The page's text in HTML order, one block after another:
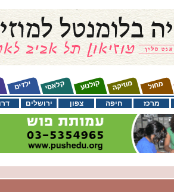
ירושלים צפון חיפה מרכז